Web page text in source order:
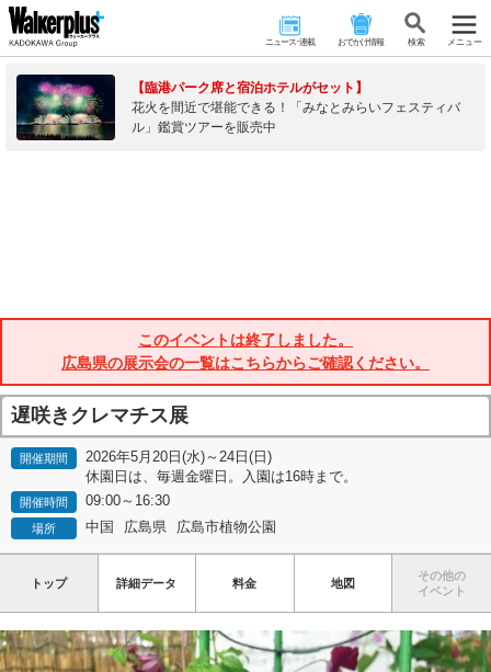
ニュース･連載 おでかけ情報 検 索 メニュー
【臨港パーク席と宿泊ホテルがセット】
花火を間近で堪能できる！「みなとみらいフェスティバ
ル」鑑賞ツアーを販売中
このイベントは終了しました。
広島県の展示会の一覧はこちらからご確認ください。
遅咲きクレマチス展
開催期間
2026年5月20日(水)～24日(日)
休園日は、毎週金曜日。入園は16時まで。
開催時間 09:00～16:30
場所 中国 広島県 広島市植物公園
トップ 詳細データ 料金 地図
その他の
イベント